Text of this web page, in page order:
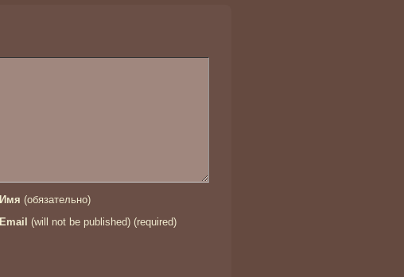
Имя (обязательно)
Email (will not be published) (required)